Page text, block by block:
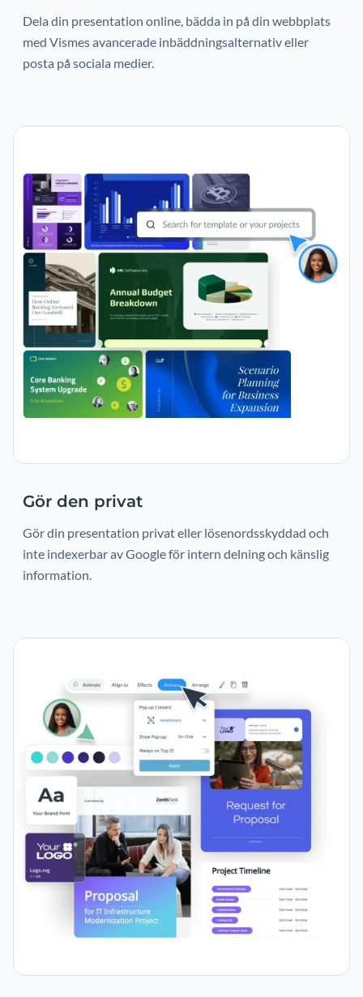
Dela din presentation online, bädda in på din webbplats
med Vismes avancerade inbäddningsalternativ eller
posta på sociala medier.
Gör den privat
Gör din presentation privat eller lösenordsskyddad och
inte indexerbar av Google för intern delning och känslig
information.